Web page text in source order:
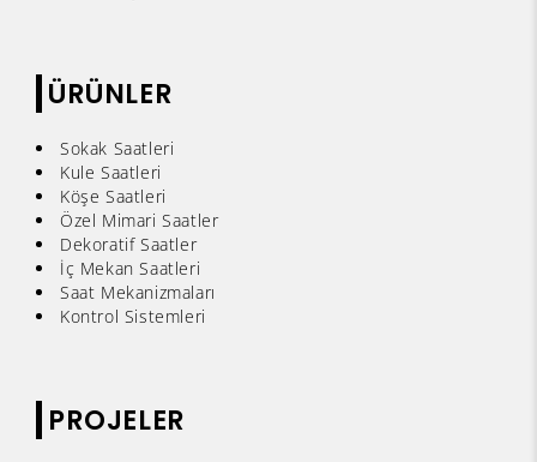
ÜRÜNLER
Sokak Saatleri
Kule Saatleri
Köşe Saatleri
Özel Mimari Saatler
Dekoratif Saatler
İç Mekan Saatleri
Saat Mekanizmaları
Kontrol Sistemleri
PROJELER